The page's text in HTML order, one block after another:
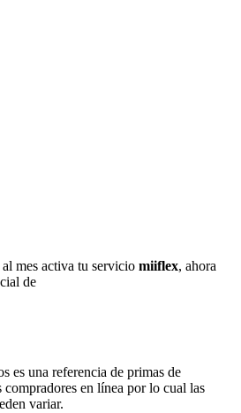
mes activa tu servicio miiflex, ahora
de
es una referencia de primas de
compradores en línea por lo cual las
variar.